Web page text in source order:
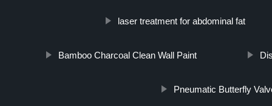
laser treatment for abdominal fat
Bamboo Charcoal Clean Wall Paint
Pneumatic Butterfly